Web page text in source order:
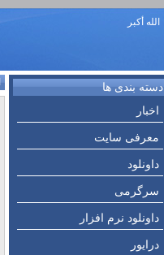
الله أكبر
دسته بندی ها
اخبار
معرفی سایت
داونلود
سرگرمی
داونلود نرم افزار
درایور